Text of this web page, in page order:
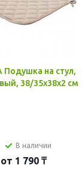
Подушка на стул,
38/35x38x2 см
В наличии
от 1 790 ₸